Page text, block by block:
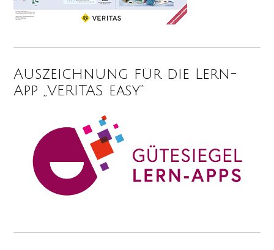
Auszeichnung für die Lern-
App „VERITAS easy“